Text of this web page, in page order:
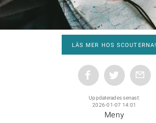
LÄS MER HOS SCOUTERNA!
Uppdaterades senast:
2026-01-07 14:01
Meny